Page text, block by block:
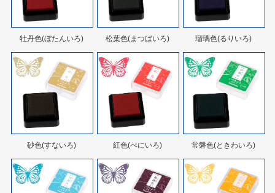
牡丹色(ぼたんいろ) 松葉色(まつばいろ) 瑠璃色(るりいろ)
砂色(すないろ) 紅色(べにいろ) 常磐色(ときわいろ)